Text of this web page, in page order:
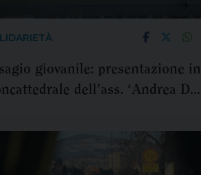
giovanile: presentazione in
dell’ass. ‘Andrea Di